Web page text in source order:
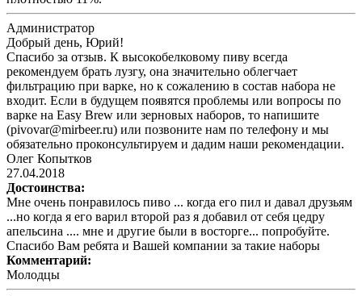
Администратор
Добрый день, Юрий!
Спасибо за отзыв. К высокобелковому пиву всегда
рекомендуем брать лузгу, она значительно облегчает
фильтрацию при варке, но к сожалению в состав набора не
входит. Если в будущем появятся проблемы или вопросы по
варке на Easy Brew или зерновых наборов, то напишите
(pivovar@mirbeer.ru) или позвоните нам по телефону и мы
обязательно проконсультируем и дадим наши рекомендации.
Олег Копытков
27.04.2018
Достоинства:
Мне очень понравилось пиво ... когда его пил и давал друзьям
...но когда я его варил второй раз я добавил от себя цедру
апельсина .... мне и другие были в восторге... попробуйте.
Спасибо Вам ребята и Вашей компании за такие наборы
Комментарий:
Молодцы